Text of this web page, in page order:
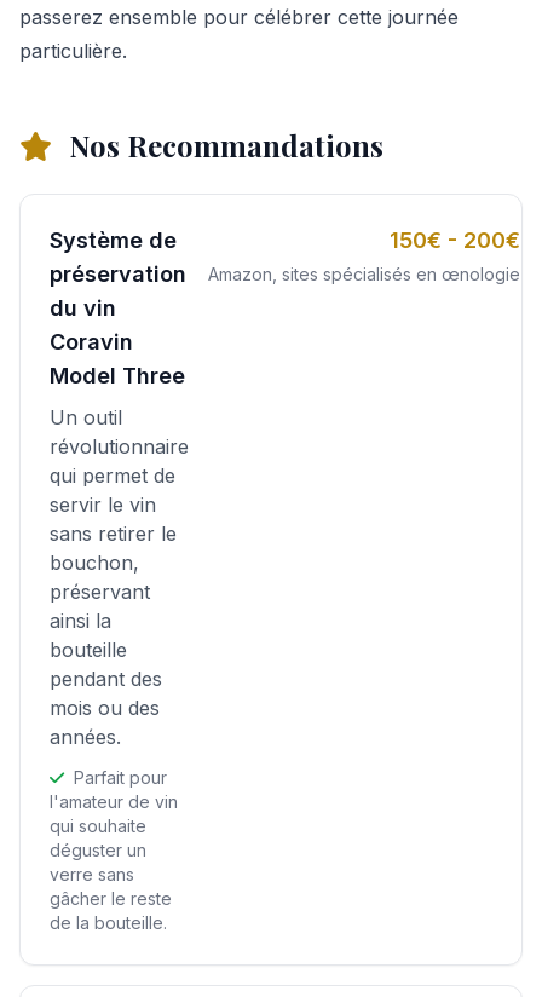
passerez ensemble pour célébrer cette journée
particulière.
Nos Recommandations
Système de
préservation
du vin
Coravin
Model Three
Un outil
révolutionnaire
qui permet de
servir le vin
sans retirer le
bouchon,
préservant
ainsi la
bouteille
pendant des
mois ou des
années.
Parfait pour
l'amateur de vin
qui souhaite
déguster un
verre sans
gâcher le reste
de la bouteille.
150€ - 200€
Amazon, sites spécialisés en œnologie